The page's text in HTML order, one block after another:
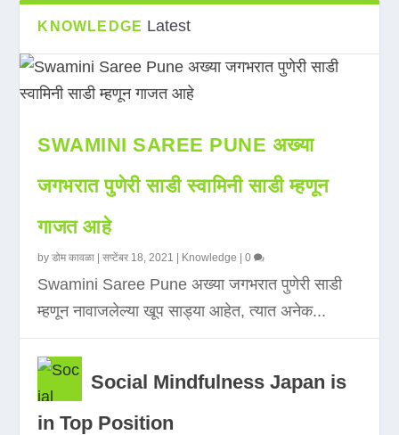
KNOWLEDGE Latest
SWAMINI SAREE PUNE अख्या
जगभरात पुणेरी साडी स्वामिनी साडी म्हणून
गाजत आहे
byडोम कावळा |सप्टेंबर 18, 2021 Knowledge |0
Swamini Saree Pune अख्या जगभरात पुणेरी साडी
म्हणून नावाजलेल्या खूप साड्या आहेत, त्यात अनेक...
Social Mindfulness Japan is
in Top Position